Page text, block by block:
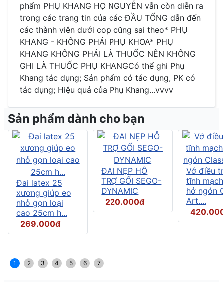
phẩm PHỤ KHANG HỌ NGUYỄN vẫn còn diễn ra
trong các trang tin của các ĐẦU TỔNG dẫn đến
các thành viên dưới cop cũng sai theo* PHỤ
KHANG - KHÔNG PHẢI PHỤ KHOA* PHỤ
KHANG KHÔNG PHẢI LÀ THUỐC NÊN KHÔNG
GHI LÀ THUỐC PHỤ KHANGCó thể ghi Phụ
Khang tác dụng; Sản phẩm có tác dụng, PK có
tác dụng; Hiệu quả của Phụ Khang...vvvv
Sản phẩm dành cho bạn
Đai latex 25
xương giúp eo
nhỏ gọn loại
cao 25cm h...
269.000đ
ĐAI NẸP HỖ
TRỢ GỐI SEGO-
DYNAMIC
220.000đ
Vớ điều
tĩnh
hở ngón
Art....
1 2 3 4 5 6 7